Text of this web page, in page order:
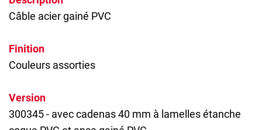
Câble acier gainé PVC
Finition
Couleurs assorties
Version
300345 - avec cadenas 40 mm à lamelles étanche